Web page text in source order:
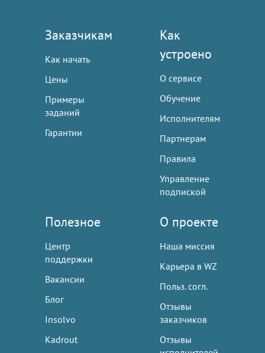
Заказчикам
Как начать
Цены
Примеры
заданий
Гарантии
Как
устроено
О сервисе
Обучение
Исполнителям
Партнерам
Правила
Управление
подпиской
Полезное
Центр
поддержки
Вакансии
Блог
Insolvo
Kadrout
О проекте
Наша миссия
Карьера в WZ
Польз. согл.
Отзывы
заказчиков
Отзывы